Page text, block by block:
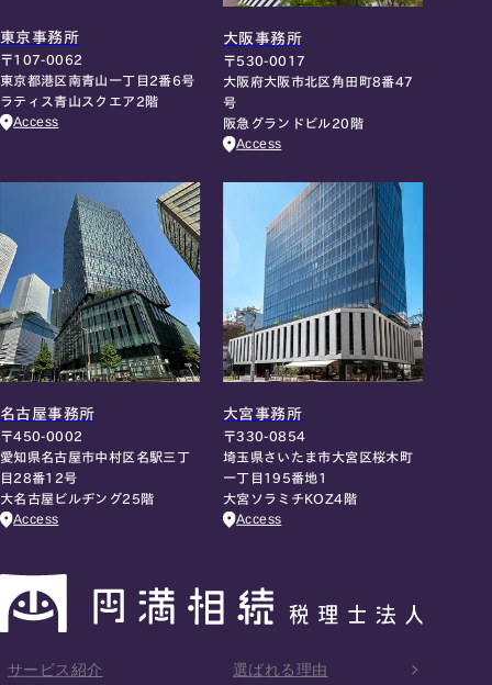
東京事務所
〒107-0062
東京都港区南青山一丁目2番6号
ラティス青山スクエア2階
Access
大阪事務所
〒530-0017
大阪府大阪市北区角田町8番47
号
阪急グランドビル20階
Access
名古屋事務所
〒450-0002
愛知県名古屋市中村区名駅三丁
目28番12号
大名古屋ビルヂング25階
Access
大宮事務所
〒330-0854
埼玉県さいたま市大宮区桜木町
一丁目195番地1
大宮ソラミチKOZ4階
Access
サービス紹介 選ばれる理由